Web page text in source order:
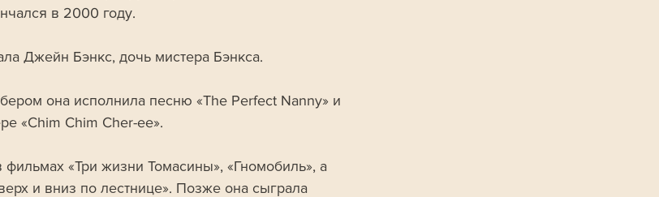
в 2000 году.
Джейн Бэнкс, дочь мистера Бэнкса.
она исполнила песню «The Perfect Nanny» и
«Chim Chim Cher-ee».
фильмах «Три жизни Томасины», «Гномобиль», а
и вниз по лестнице». Позже она сыграла